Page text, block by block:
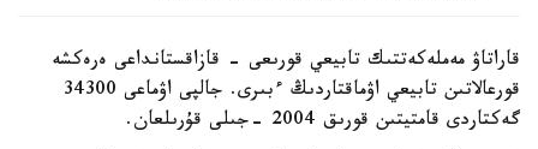
قاراتاۋ مەملەكەتتىك تابيعي قورىعى - قازاقستانداعى ەرەكشە
قورعالاتىن تابيعي اۋماقتاردىڭ ءبىرى. جالپى اۋماعى 34300
گەكتاردى قامتيتىن قورىق 2004 -جىلى قۇرىلعان.